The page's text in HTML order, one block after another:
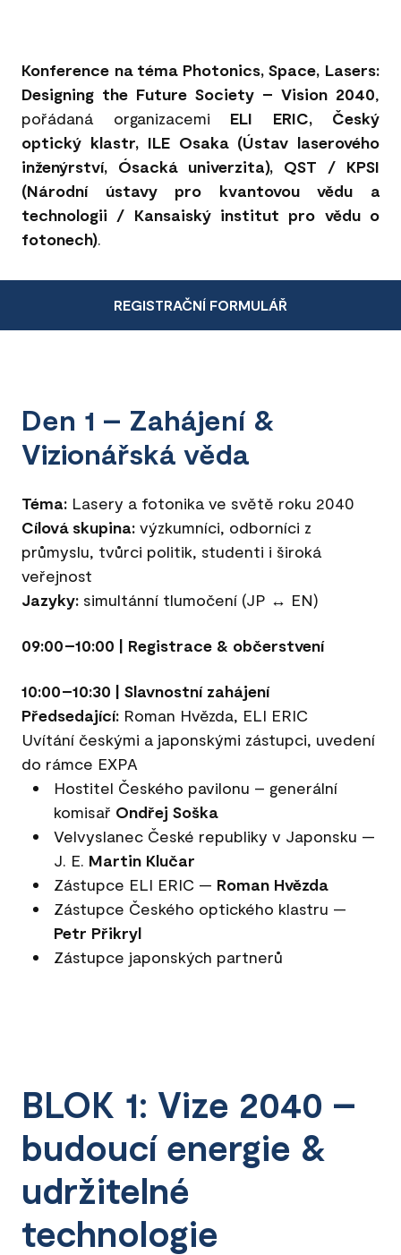
Konference na téma Photonics, Space, Lasers:
Designing the Future Society – Vision 2040,
pořádaná organizacemi ELI ERIC, Český
optický klastr, ILE Osaka (Ústav laserového
inženýrství, Ósacká univerzita), QST / KPSI
(Národní ústavy pro kvantovou vědu a
technologii / Kansaiský institut pro vědu o
fotonech).
REGISTRAČNÍ FORMULÁŘ
Den 1 – Zahájení &
Vizionářská věda
Téma: Lasery a fotonika ve světě roku 2040
Cílová skupina: výzkumníci, odborníci z
průmyslu, tvůrci politik, studenti i široká
veřejnost
Jazyky: simultánní tlumočení (JP ↔ EN)
09:00–10:00 | Registrace & občerstvení
10:00–10:30 | Slavnostní zahájení
Předsedající: Roman Hvězda, ELI ERIC
Uvítání českými a japonskými zástupci, uvedení
do rámce EXPA
Hostitel Českého pavilonu – generální
komisař Ondřej Soška
Velvyslanec České republiky v Japonsku —
J. E. Martin Klučar
Zástupce ELI ERIC — Roman Hvězda
Zástupce Českého optického klastru —
Petr Přikryl
Zástupce japonských partnerů
BLOK 1: Vize 2040 –
budoucí energie &
udržitelné
technologie